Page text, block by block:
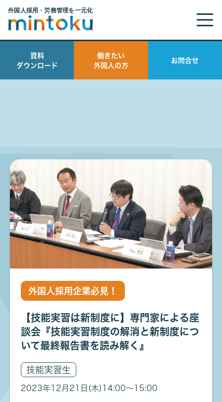
資料
ダウンロード
働きたい
外国人の方
お問合せ
外国人採用企業必見！
【技能実習は新制度に】専門家による座
談会『技能実習制度の解消と新制度につ
いて最終報告書を読み解く』
技能実習生
2023年12月21日(木) 14:00〜15:00